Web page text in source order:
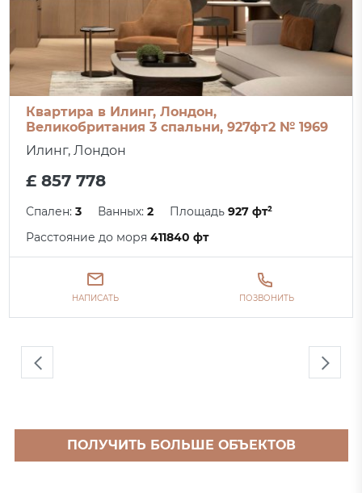
Квартира в Илинг, Лондон,
Великобритания 3 спальни, 927фт2 № 1969
Илинг, Лондон
£ 857 778
Спален:3 Ванных:2 Площадь927 фт²
Расстояние до моря411840 фт
НАПИСАТЬ ПОЗВОНИТЬ
ПОЛУЧИТЬ БОЛЬШЕ ОБЪЕКТОВ